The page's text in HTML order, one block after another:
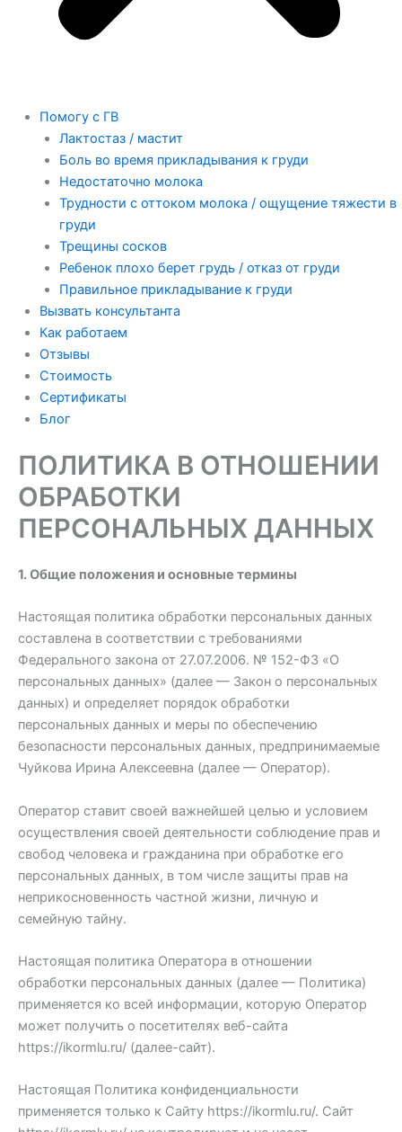
Помогу с ГВ
Лактостаз / мастит
Боль во время прикладывания к груди
Недостаточно молока
Трудности с оттоком молока / ощущение тяжести в
груди
Трещины сосков
Ребенок плохо берет грудь / отказ от груди
Правильное прикладывание к груди
Вызвать консультанта
Как работаем
Отзывы
Стоимость
Сертификаты
Блог
ПОЛИТИКА В ОТНОШЕНИИ
ОБРАБОТКИ
ПЕРСОНАЛЬНЫХ ДАННЫХ
1. Общие положения и основные термины
Настоящая политика обработки персональных данных
составлена в соответствии с требованиями
Федерального закона от 27.07.2006. № 152-ФЗ «О
персональных данных» (далее — Закон о персональных
данных) и определяет порядок обработки
персональных данных и меры по обеспечению
безопасности персональных данных, предпринимаемые
Чуйкова Ирина Алексеевна (далее — Оператор).
Оператор ставит своей важнейшей целью и условием
осуществления своей деятельности соблюдение прав и
свобод человека и гражданина при обработке его
персональных данных, в том числе защиты прав на
неприкосновенность частной жизни, личную и
семейную тайну.
Настоящая политика Оператора в отношении
обработки персональных данных (далее — Политика)
применяется ко всей информации, которую Оператор
может получить о посетителях веб-сайта
https://ikormlu.ru/ (далее-сайт).
Настоящая Политика конфиденциальности
применяется только к Сайту https://ikormlu.ru/. Сайт